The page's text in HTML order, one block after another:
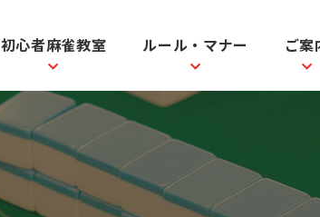
初心者麻雀教室 ルール・マナー ご案